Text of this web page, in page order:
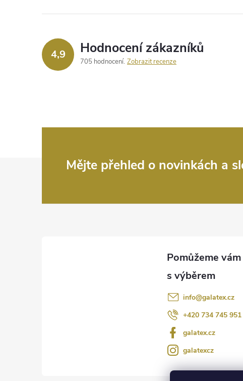
4,9 Hodnocení zákazníků
705 hodnocení Zobrazit recenze
Mějte přehled o novinkách a
info@galatex.cz
+420 734 745 951
galatex.cz
galatexcz